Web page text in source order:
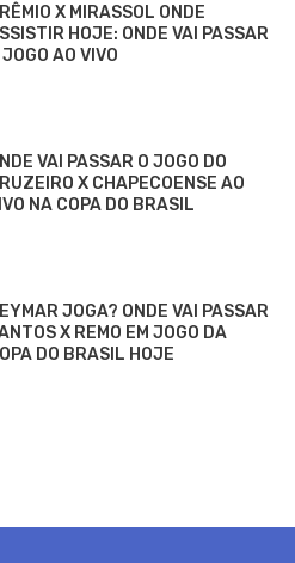
X MIRASSOL ONDE
HOJE: ONDE VAI PASSAR
JOGO AO VIVO
VAI PASSAR O JOGO DO
X CHAPECOENSE AO
NA COPA DO BRASIL
JOGA? ONDE VAI PASSAR
X REMO EM JOGO DA
DO BRASIL HOJE